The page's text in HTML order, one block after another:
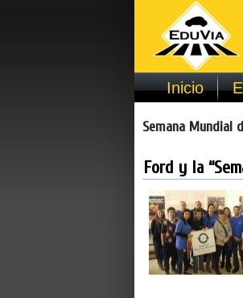
Inicio
Semana Mundial
Ford y la